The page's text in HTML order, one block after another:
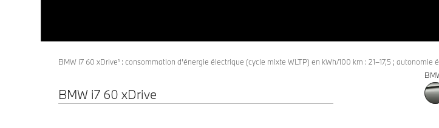
arrière. Il souligne l’esthétique
imposante et sportive du véhicule
nette et dynamique.
BMW i7 60 xDrive¹ : consommation d’énergie électrique (cycle mixte WLTP) en kWh/100 km : 21–17,5 ;
BMW i7 60 xDrive